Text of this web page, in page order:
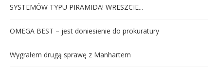
SYSTEMÓW TYPU PIRAMIDA! WRESZCIE...
OMEGA BEST – jest doniesienie do prokuratury
Wygrałem drugą sprawę z Manhartem